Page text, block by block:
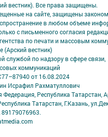
вестник). Все права защищены.
на сайте, защищены
в любом объеме
с письменного согласия
по печати и массовым
вестник)
по надзору в сфере связи,
коммуникаций
от 16.08.2024
Исрафил Рахматуллович
Республика Татарстан,
Татарстан, Г.Казань,
89179076963.